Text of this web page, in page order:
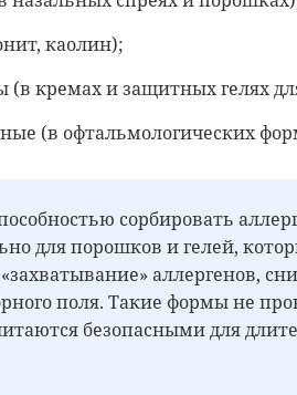
каолин);
кремах и защитных гелях
(в офтальмологических
сорбировать
для порошков и гелей,
аллергенов,
поля. Такие формы не
безопасными для